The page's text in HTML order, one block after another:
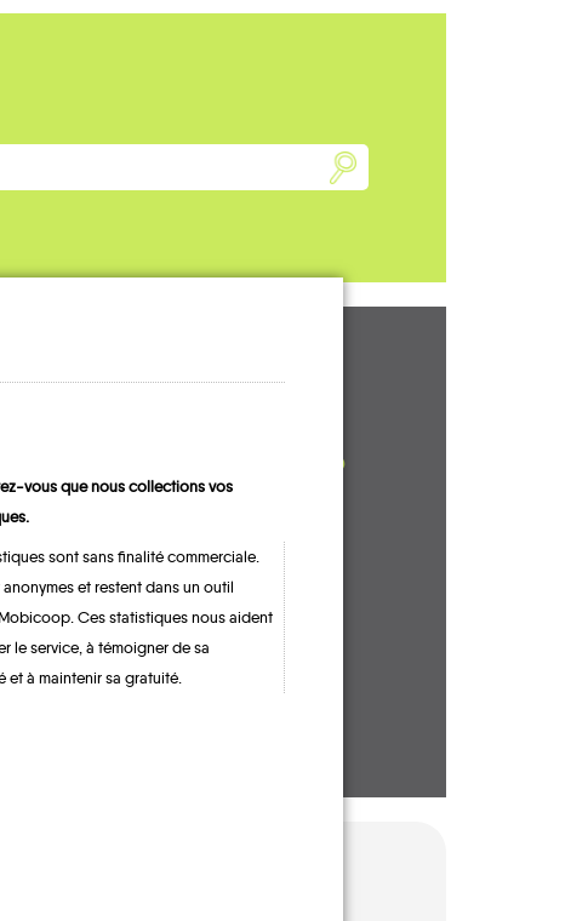
UN AVIS, UN
À PARTAGER ?
CONTACTEZ-NOUS !
vous que nous collections vos
sont sans finalité commerciale.
anonymes et restent dans un outil
Ces statistiques nous aident
le service, à témoigner de sa
et à maintenir sa gratuité.